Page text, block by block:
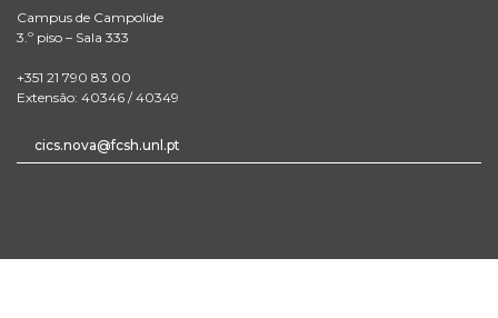
Campus de Campolide
3.º piso – Sala 333
+351 21 790 83 00
Extensão: 40346 / 40349
cics.nova@fcsh.unl.pt